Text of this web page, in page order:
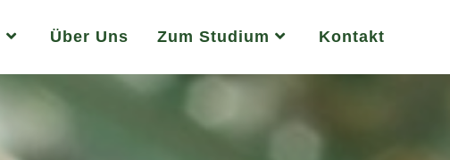
Über Uns Zum Studium Kontakt